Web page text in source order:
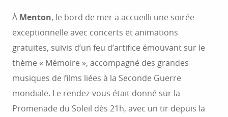
À Menton, le bord de mer a accueilli une soirée
exceptionnelle avec concerts et animations
gratuites, suivis d’un feu d’artifice émouvant sur le
thème « Mémoire », accompagné des grandes
musiques de films liées à la Seconde Guerre
mondiale. Le rendez-vous était donné sur la
Promenade du Soleil dès 21h, avec un tir depuis la